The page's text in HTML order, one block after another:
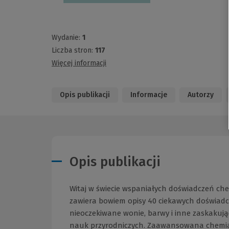
Wydanie: 1
Liczba stron: 117
Więcej informacji
Opis publikacji Informacje Autorzy
Opis publikacji
Witaj w świecie wspaniałych doświadczeń
zawiera bowiem opisy 40 ciekawych
nieoczekiwane wonie, barwy i inne
nauk przyrodniczych. Zaawansowana